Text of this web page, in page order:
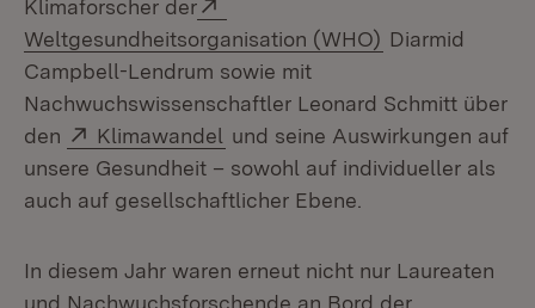
Klimaforscher der
Weltgesundheitsorganisation (WHO) (Öffnet in
Diarmid
Campbell-Lendrum sowie mit
Nachwuchswissenschaftler Leonard Schmitt über
den
Extern:
Klimawandel (Öffnet in neuem Fenster)
und seine Auswirkungen auf
unsere Gesundheit – sowohl auf individueller als
auch auf gesellschaftlicher Ebene.
In diesem Jahr waren erneut nicht nur Laureaten
und Nachwuchsforschende an Bord der